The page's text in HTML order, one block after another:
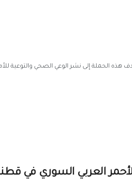
هذه الحملة إلى نشر الوعي الصحي والتوعية
العربي السوري في